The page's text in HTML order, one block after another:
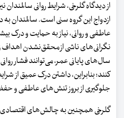
از دیدگاه گلرخی، شرایط روانی
ازدواج این گروه سنی است. سالمندان
عاطفی و روانی، نیاز به حمایت و درک
نگرانی‌های ناشی از محقق‌نشدن اهداف
سال‌های پایانی عمر، می‌توانند فشار
کنند؛ بنابراین، داشتن درک عمیق از
جلوگیری از بروز تنش‌های عاطفی و
گلرخی همچنین به چالش‌های اقتصادی